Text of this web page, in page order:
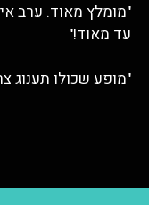
"מומלץ מאוד. ערב
עד מאוד!"
"מופע שכולו תענוג